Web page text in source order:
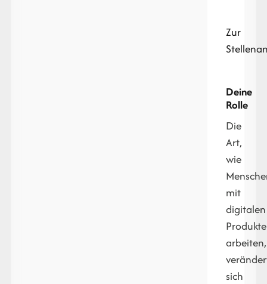
Zur
Deine
Rolle
Die
Art,
wie
mit
digitalen
arbeiten,
sich